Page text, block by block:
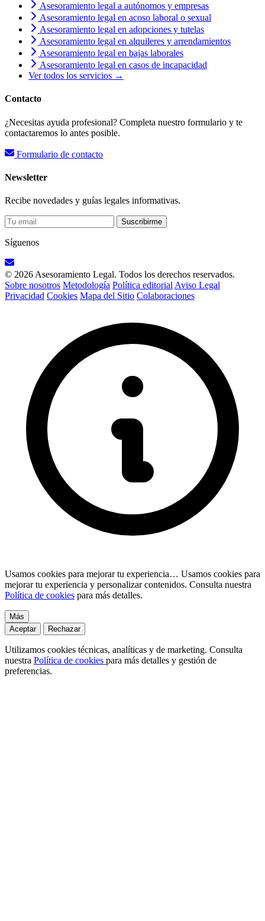
Asesoramiento legal a autónomos y empresas
Asesoramiento legal en acoso laboral o sexual
Asesoramiento legal en adopciones y tutelas
Asesoramiento legal en alquileres y arrendamientos
Asesoramiento legal en bajas laborales
Asesoramiento legal en casos de incapacidad
Ver todos los servicios →
Contacto
¿Necesitas ayuda profesional? Completa nuestro formulario y te
contactaremos lo antes posible.
Formulario de contacto
Newsletter
Recibe novedades y guías legales informativas.
Suscribirme
Síguenos
© 2026 Asesoramiento Legal. Todos los derechos reservados.
Sobre nosotros Metodología Política editorial Aviso Legal
Privacidad Cookies Mapa del Sitio Colaboraciones
Usamos cookies para mejorar tu experiencia… Usamos cookies para
mejorar tu experiencia y personalizar contenidos. Consulta nuestra
Política de cookies para más detalles.
Más
Aceptar
Rechazar
Utilizamos cookies técnicas, analíticas y de marketing. Consulta
nuestra Política de cookies para más detalles y gestión de
preferencias.